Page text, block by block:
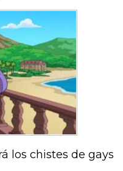
los chistes de gays